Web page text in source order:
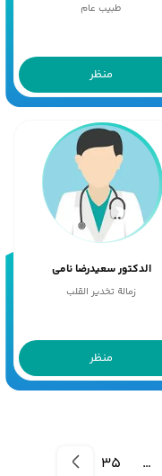
طبیب عام
منظر
الدکتور سعیدرضا نامی
زمالة تخدیر القلب
منظر
…
35